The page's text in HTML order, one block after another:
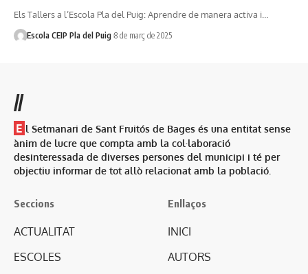
Els Tallers a l’Escola Pla del Puig: Aprendre de manera activa i…
Escola CEIP Pla del Puig 8 de març de 2025
//
E l Setmanari de Sant Fruitós de Bages és una entitat sense
ànim de lucre que compta amb la col·laboració
desinteressada de diverses persones del municipi i té per
objectiu informar de tot allò relacionat amb la població.
Seccions
ACTUALITAT
ESCOLES
Enllaços
INICI
AUTORS